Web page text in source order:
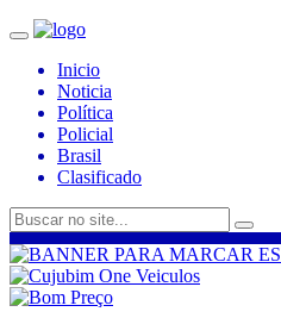
Inicio
Noticia
Política
Policial
Brasil
Clasificado